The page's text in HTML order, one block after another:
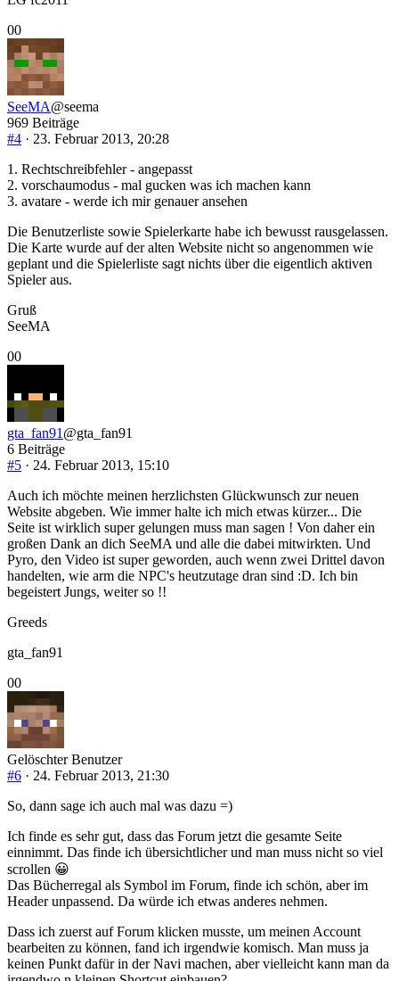
Anklicken
für
Daumen
nach
unten.
0Anklicken
für
Daumen
nach
oben.
0
SeeMA@seema
969 Beiträge
#4 · 23. Februar 2013, 20:28
1. Rechtschreibfehler - angepasst
2. vorschaumodus - mal gucken was ich machen kann
3. avatare - werde ich mir genauer ansehen
Die Benutzerliste sowie Spielerkarte habe ich bewusst rausgelassen.
Die Karte wurde auf der alten Website nicht so angenommen wie
geplant und die Spielerliste sagt nichts über die eigentlich aktiven
Spieler aus.
Gruß
SeeMA
Anklicken
nach
unten.
0Anklicken
nach
oben.
0
gta_fan91 @gta_fan91
6 Beiträge
#5 · 24. Februar 2013, 15:10
Auch ich möchte meinen herzlichsten Glückwunsch zur neuen
Website abgeben. Wie immer halte ich mich etwas kürzer... Die
Seite ist wirklich super gelungen muss man sagen ! Von daher ein
großen Dank an dich SeeMA und alle die dabei mitwirkten. Und
Pyro, den Video ist super geworden, auch wenn zwei Drittel davon
handelten, wie arm die NPC's heutzutage dran sind :D. Ich bin
begeistert Jungs, weiter so !!
Greeds
gta_fan91
Anklicken
Daumen
nach
unten.
0Anklicken
Daumen
nach
oben.
0
Gelöschter Benutzer
#6 · 24. Februar 2013, 21:30
So, dann sage ich auch mal was dazu =)
Ich finde es sehr gut, dass das Forum jetzt die gesamte Seite
einnimmt. Das finde ich übersichtlicher und man muss nicht so viel
scrollen 😀
Das Bücherregal als Symbol im Forum, finde ich schön, aber im
Header unpassend. Da würde ich etwas anderes nehmen.
Dass ich zuerst auf Forum klicken musste, um meinen Account
bearbeiten zu können, fand ich irgendwie komisch. Man muss ja
keinen Punkt dafür in der Navi machen, aber vielleicht kann man da